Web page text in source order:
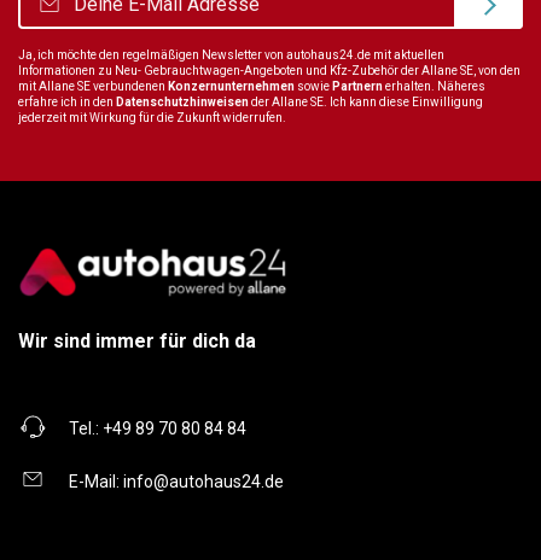
Ja, ich möchte den regelmäßigen Newsletter von autohaus24.de mit aktuellen
Informationen zu Neu- Gebrauchtwagen-Angeboten und Kfz-Zubehör der Allane SE, von den
mit Allane SE verbundenen Konzernunternehmen sowie Partnernerhalten. Näheres
erfahre ich in den Datenschutzhinweisender Allane SE. Ich kann diese Einwilligung
jederzeit mit Wirkung für die Zukunft widerrufen.
Wir sind immer für dich da
Tel.: +49 89 70 80 84 84
E-Mail: info@autohaus24.de